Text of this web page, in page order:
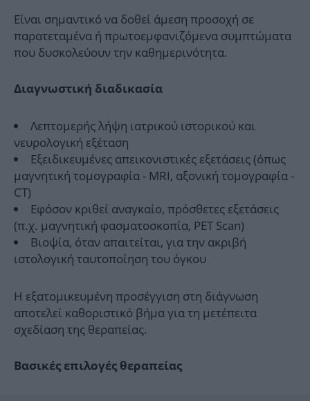
Είναι σημαντικό να δοθεί άμεση προσοχή σε
παρατεταμένα ή πρωτοεμφανιζόμενα συμπτώματα
που δυσκολεύουν την καθημερινότητα.
Διαγνωστική διαδικασία
Λεπτομερής λήψη ιατρικού ιστορικού και
νευρολογική εξέταση
Εξειδικευμένες απεικονιστικές εξετάσεις (όπως
μαγνητική τομογραφία - MRI, αξονική τομογραφία -
CT)
Εφόσον κριθεί αναγκαίο, πρόσθετες εξετάσεις
(π.χ. μαγνητική φασματοσκοπία, PET Scan)
Βιοψία, όταν απαιτείται, για την ακριβή
ιστολογική ταυτοποίηση του όγκου
Η εξατομικευμένη προσέγγιση στη διάγνωση
αποτελεί καθοριστικό βήμα για τη μετέπειτα
σχεδίαση της θεραπείας.
Βασικές επιλογές θεραπείας